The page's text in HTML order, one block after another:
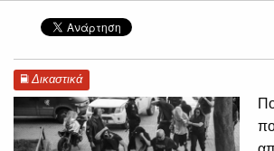
Δικαστικά